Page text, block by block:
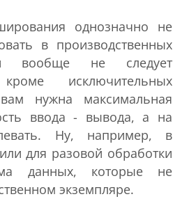
однозначно не
в производственных
вообще не следует
исключительных
нужна максимальная
ввода - вывода, а на
Ну, например, в
для разовой обработки
данных, которые не
экземпляре.